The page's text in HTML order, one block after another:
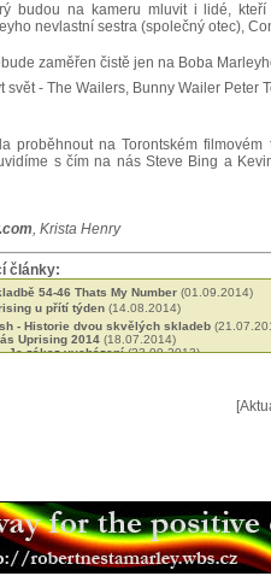
budou na kameru mluvit i lidé,
nevlastní sestra (společný otec),
zaměřen čistě jen na Boba
- The Wailers, Bunny Wailer Peter
proběhnout na Torontském
s čím na nás Steve Bing a
, Krista Henry
články:
54-46 Thats My Number (01.09.2014)
u přítí týden (14.08.2014)
- Historie dvou skvělých skladeb
Uprising 2014 (18.07.2014)
Je zákaz vycházení(23.09.2013)
(22.11.2012)
IRAWMA
změnilo historii reggae hudby(26.02.2012)
Grammy(04.12.2011)
dostal 10 let(23.06.2011)
Toshem i Marleym(14.03.2011)
padl za obě pirátství(07.03.2011)
Dub(21.01.2011)